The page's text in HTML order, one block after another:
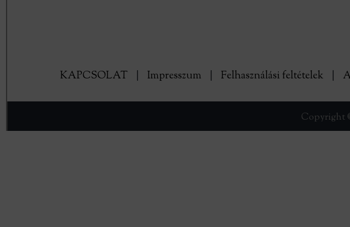
KAPCSOLAT Impresszum Felhasználási feltételek
Copyright